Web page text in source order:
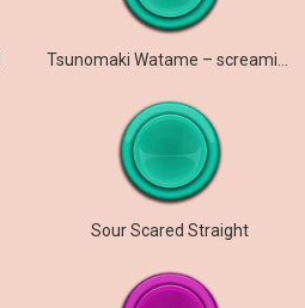
Sour Scared Straight